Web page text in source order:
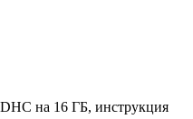
на 16 ГБ, инструкция